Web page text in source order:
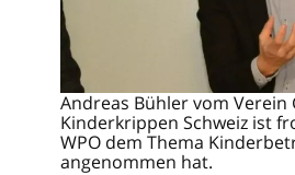
Andreas Bühler vom Verein
Kinderkrippen Schweiz ist
WPO dem Thema
angenommen hat.